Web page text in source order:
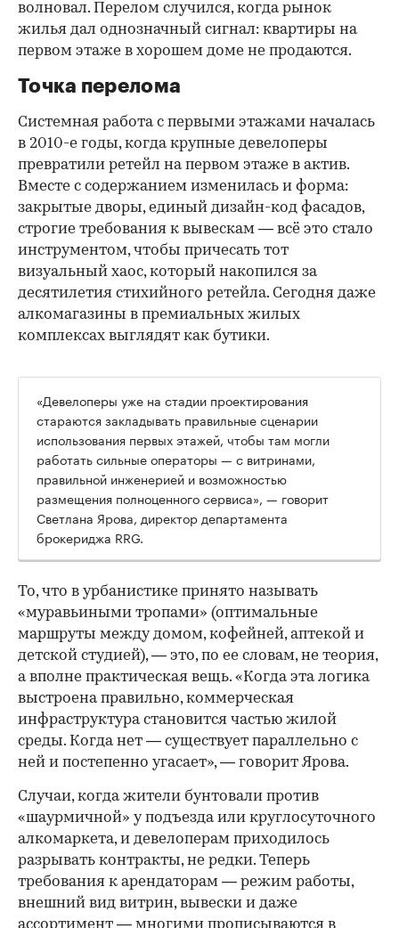
волновал. Перелом случился, когда рынок
жилья дал однозначный сигнал: квартиры на
первом этаже в хорошем доме не продаются.
Точка перелома
Системная работа с первыми этажами началась
в 2010-е годы, когда крупные девелоперы
превратили ретейл на первом этаже в актив.
Вместе с содержанием изменилась и форма:
закрытые дворы, единый дизайн-код фасадов,
строгие требования к вывескам — всё это стало
инструментом, чтобы причесать тот
визуальный хаос, который накопился за
десятилетия стихийного ретейла. Сегодня даже
алкомагазины в премиальных жилых
комплексах выглядят как бутики.
00:00
«Девелоперы уже на стадии проектирования
стараются закладывать правильные сценарии
использования первых этажей, чтобы там могли
работать сильные операторы — с витринами,
правильной инженерией и возможностью
размещения полноценного сервиса», — говорит
Светлана Ярова, директор департамента
брокериджа RRG.
То, что в урбанистике принято называть
«муравьиными тропами» (оптимальные
маршруты между домом, кофейней, аптекой и
детской студией), — это, по ее словам, не теория,
а вполне практическая вещь. «Когда эта логика
выстроена правильно, коммерческая
инфраструктура становится частью жилой
среды. Когда нет — существует параллельно с
ней и постепенно угасает», — говорит Ярова.
Случаи, когда жители бунтовали против
«шаурмичной» у подъезда или круглосуточного
алкомаркета, и девелоперам приходилось
разрывать контракты, не редки. Теперь
требования к арендаторам — режим работы,
внешний вид витрин, вывески и даже